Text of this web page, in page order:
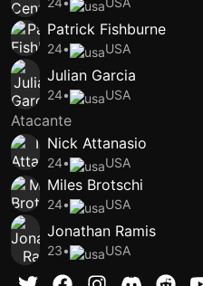
Patrick Fishburne
24• USA
Julian Garcia
24• USA
Atacante
Nick Attanasio
24• USA
Miles Brotschi
24• USA
Jonathan Ramis
23• USA